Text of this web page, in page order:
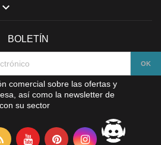

BOLETÍN
comercial sobre las ofertas y
así como la newsletter de
su sector